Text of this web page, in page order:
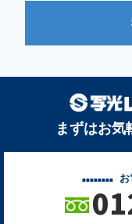
まずはお気